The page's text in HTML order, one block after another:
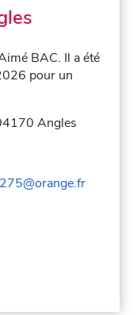
BAC. Il a été
pour un
Angles